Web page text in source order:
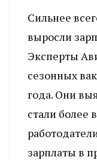
Сильнее
выросли
Эксперты
сезонных
года. Они
стали более
зарплаты в